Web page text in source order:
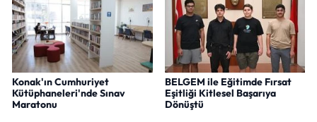
Konak'ın Cumhuriyet
Kütüphaneleri'nde Sınav
Maratonu
BELGEM ile Eğitimde Fırsat
Eşitliği Kitlesel Başarıya
Dönüştü